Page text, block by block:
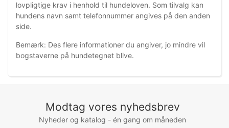
lovpligtige krav i henhold til hundeloven. Som tilvalg kan
hundens navn samt telefonnummer angives på den anden
side.
Bemærk: Des flere informationer du angiver, jo mindre vil
bogstaverne på hundetegnet blive.
Modtag vores nyhedsbrev
Nyheder og katalog - én gang om måneden